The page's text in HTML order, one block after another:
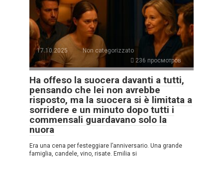
17.10.2025
Non categorizzato
236 просмотров
Ha offeso la suocera davanti a tutti,
pensando che lei non avrebbe
risposto, ma la suocera si è limitata a
sorridere e un minuto dopo tutti i
commensali guardavano solo la
nuora
Era una cena per festeggiare l’anniversario. Una grande
famiglia, candele, vino, risate. Emilia si